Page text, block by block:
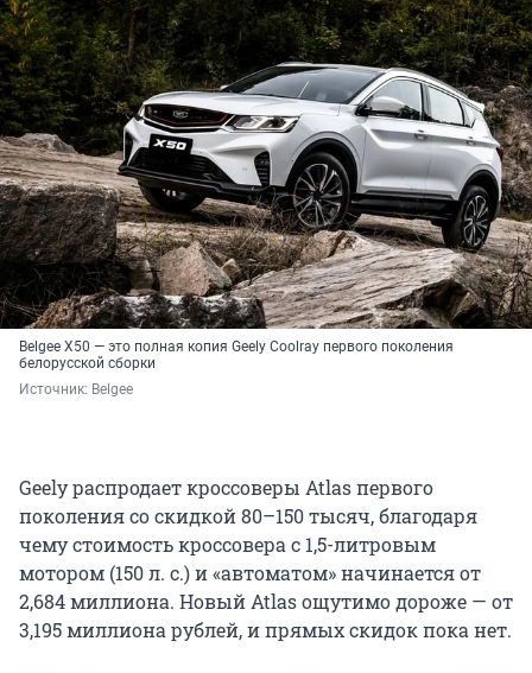
Belgee X50 — это полная копия Geely Coolray первого поколения
белорусской сборки
Источник: Belgee
Geely распродает кроссоверы Atlas первого
поколения со скидкой 80–150 тысяч, благодаря
чему стоимость кроссовера с 1,5-литровым
мотором (150 л. с.) и «автоматом» начинается от
2,684 миллиона. Новый Atlas ощутимо дороже — от
3,195 миллиона рублей, и прямых скидок пока нет.